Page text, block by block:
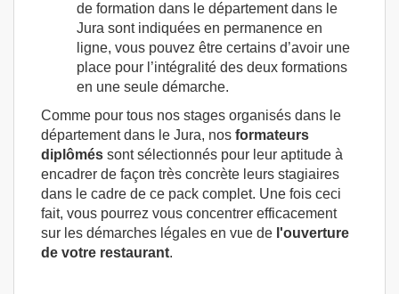
de formation dans le département dans le
Jura sont indiquées en permanence en
ligne, vous pouvez être certains d’avoir une
place pour l’intégralité des deux formations
en une seule démarche.
Comme pour tous nos stages organisés dans le
département dans le Jura, nos formateurs
diplômés sont sélectionnés pour leur aptitude à
encadrer de façon très concrète leurs stagiaires
dans le cadre de ce pack complet. Une fois ceci
fait, vous pourrez vous concentrer efficacement
sur les démarches légales en vue de l'ouverture
de votre restaurant.